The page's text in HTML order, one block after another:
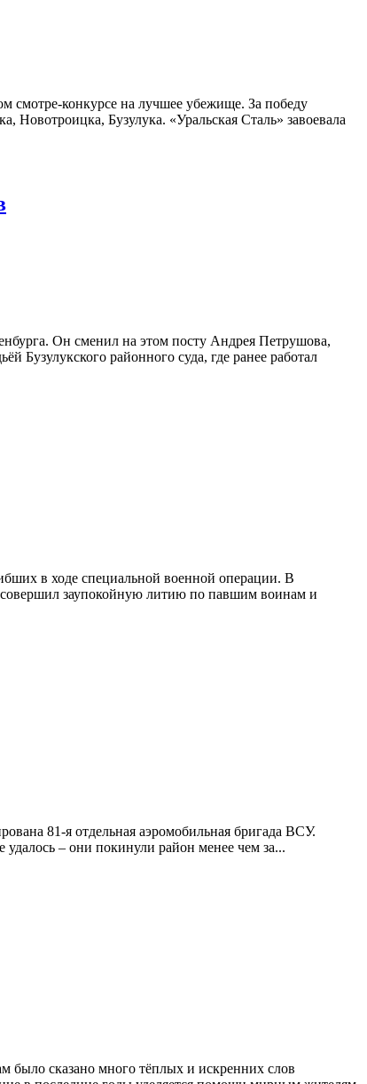
смотре-конкурсе на лучшее убежище. За победу
Бузулука. «Уральская Сталь» завоевала
Он сменил на этом посту Андрея Петрушова,
Бузулукского районного суда, где ранее работал
в ходе специальной военной операции. В
заупокойную литию по павшим воинам и
81-я отдельная аэромобильная бригада ВСУ.
удалось – они покинули район менее чем за...
было сказано много тёплых и искренних слов